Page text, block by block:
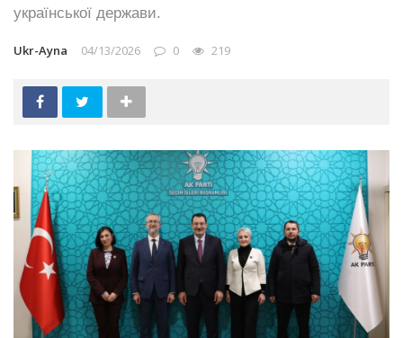
української держави.
Ukr-Ayna 04/13/2026 0 219